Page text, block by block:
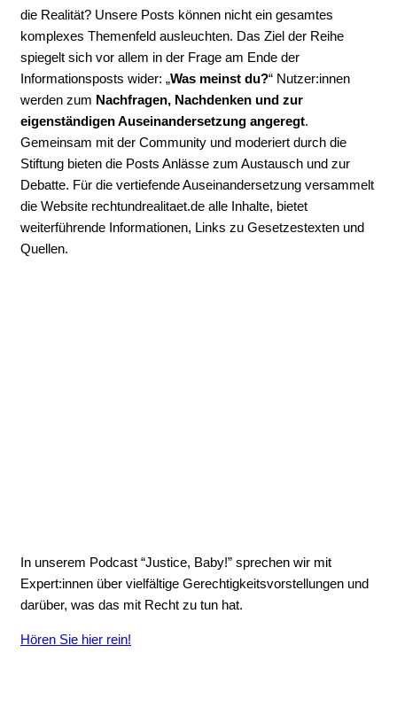
die Realität? Unsere Posts können nicht ein gesamtes
komplexes Themenfeld ausleuchten. Das Ziel der Reihe
spiegelt sich vor allem in der Frage am Ende der
Informationsposts wider: „Was meinst du?“ Nutzer:innen
werden zum Nachfragen, Nachdenken und zur
eigenständigen Auseinandersetzung angeregt.
Gemeinsam mit der Community und moderiert durch die
Stiftung bieten die Posts Anlässe zum Austausch und zur
Debatte. Für die vertiefende Auseinandersetzung versammelt
die Website rechtundrealitaet.de alle Inhalte, bietet
weiterführende Informationen, Links zu Gesetzestexten und
Quellen.
In unserem Podcast “Justice, Baby!” sprechen wir mit
Expert:innen über vielfältige Gerechtigkeitsvorstellungen und
darüber, was das mit Recht zu tun hat.
Hören Sie hier rein!